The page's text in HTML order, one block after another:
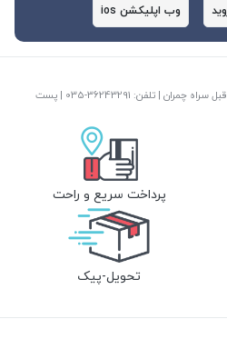
وب اپلیکشن ios
آدرس: یزد خیابان کاشانی از سمت مارکار قبل سراه چمران | تلفن: ‎035-36243291 | پست
پرداخت سریع و راحت
تحویل-پیک